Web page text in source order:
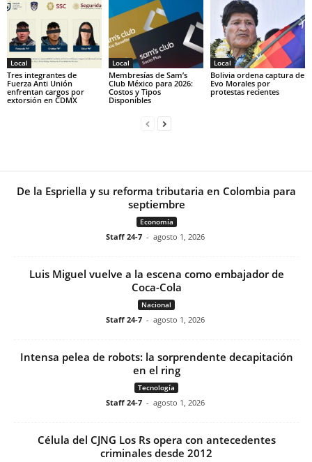
Local
Tres integrantes de
Fuerza Anti Unión
enfrentan cargos por
extorsión en CDMX
Local
Membresías de Sam’s
Club México para 2026:
Costos y Tipos
Disponibles
Local
Bolivia ordena captura de
Evo Morales por
protestas recientes
De la Espriella y su reforma tributaria en Colombia para
septiembre
Economía
Staff 24-7 - agosto 1, 2026
Luis Miguel vuelve a la escena como embajador de
Coca-Cola
Nacional
Staff 24-7 - agosto 1, 2026
Intensa pelea de robots: la sorprendente decapitación
en el ring
Tecnología
Staff 24-7 - agosto 1, 2026
Célula del CJNG Los Rs opera con antecedentes
criminales desde 2012